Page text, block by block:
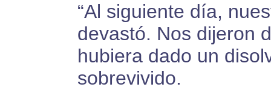
“Al siguiente día,
devastó. Nos dijeron
hubiera dado un
sobrevivido.